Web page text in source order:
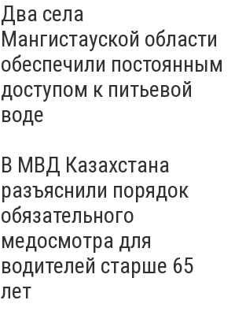
Два села
Мангистауской области
обеспечили постоянным
доступом к питьевой
воде
В МВД Казахстана
разъяснили порядок
обязательного
медосмотра для
водителей старше 65
лет